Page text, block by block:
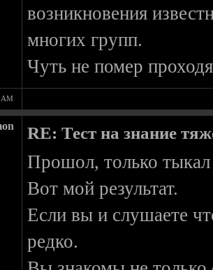
возникновения
многих групп.
Чуть не помер проходя
AM
RE: Тест на знание
Прошол, только тыкал
Вот мой результат.
Если вы и слушаете
редко.